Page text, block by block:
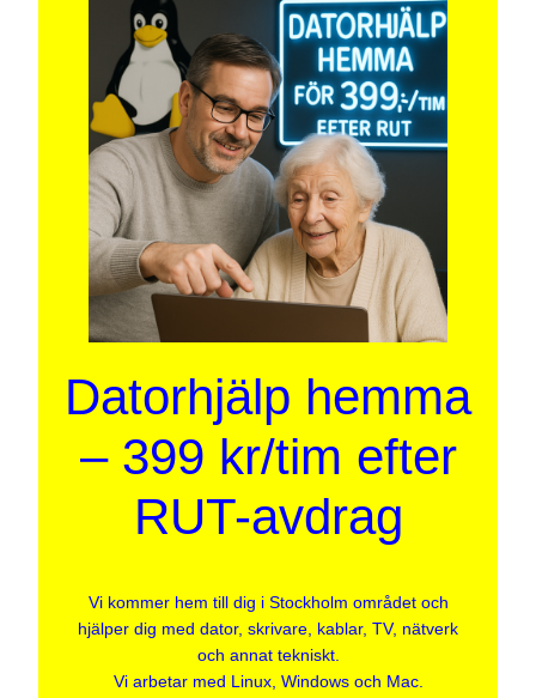
Datorhjälp hemma
– 399 kr/tim efter
RUT-avdrag
Vi kommer hem till dig i Stockholm området och
hjälper dig med dator, skrivare, kablar, TV, nätverk
och annat tekniskt.
Vi arbetar med Linux, Windows och Mac.